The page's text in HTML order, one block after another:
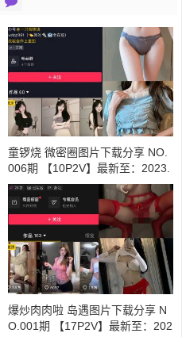
童锣烧 微密圈图片下载分享 NO.
006期 【10P2V】最新至：2023.
7.19
爆炒肉肉啦 岛遇图片下载分享 N
O.001期 【17P2V】最新至：202